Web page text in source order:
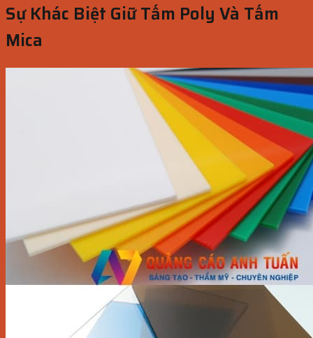
Sự Khác Biệt Giữ Tấm Poly Và Tấm
Mica